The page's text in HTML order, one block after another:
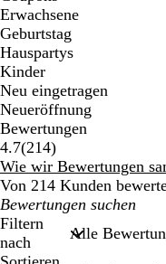
Erwachsene
Geburtstag
Hauspartys
Kinder
Neu eingetragen
Neueröffnung
Bewertungen
4.7(214214
Bewertungen
)
Wie wir Bewertungen
Von 214 Kunden
Meine
Sucheingaben
Filtern
nach